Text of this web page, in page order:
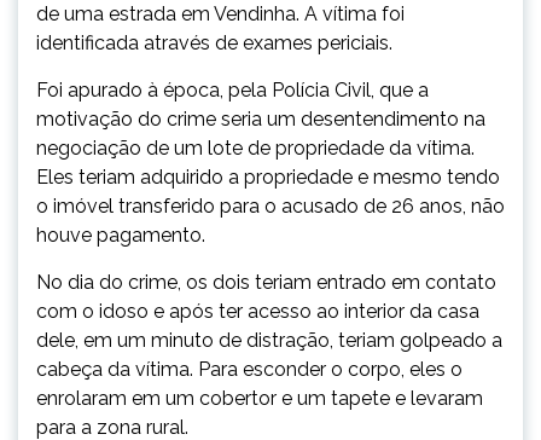
de uma estrada em Vendinha. A vítima foi
identificada através de exames periciais.
Foi apurado à época, pela Polícia Civil, que a
motivação do crime seria um desentendimento na
negociação de um lote de propriedade da vítima.
Eles teriam adquirido a propriedade e mesmo tendo
o imóvel transferido para o acusado de 26 anos, não
houve pagamento.
No dia do crime, os dois teriam entrado em contato
com o idoso e após ter acesso ao interior da casa
dele, em um minuto de distração, teriam golpeado a
cabeça da vítima. Para esconder o corpo, eles o
enrolaram em um cobertor e um tapete e levaram
para a zona rural.